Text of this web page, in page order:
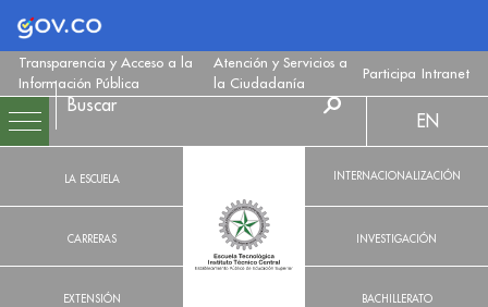
Logo Gobierno de Colombia
Transparencia y Acceso a la
Información Pública
Atención y Servicios a
la Ciudadanía
Participa Intranet
LA ESCUELA
CARRERAS
EXTENSIÓN
EN
INTERNACIONALIZACIÓN
INVESTIGACIÓN
BACHILLERATO